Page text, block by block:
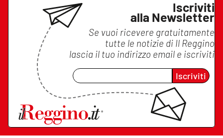
Iscriviti
alla Newsletter
Se vuoi ricevere gratuitamente
tutte le notizie di Il Reggino
lascia il tuo indirizzo email e iscriviti
Iscriviti